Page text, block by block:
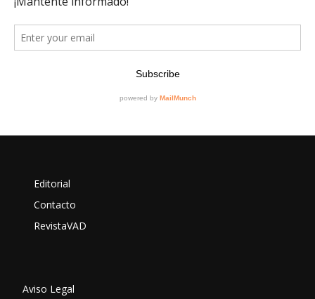
Editorial
Contacto
RevistaVAD
Aviso Legal